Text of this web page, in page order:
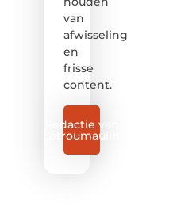
van
afwisseling
en
frisse
content.
Redactie van
Letroumaulin